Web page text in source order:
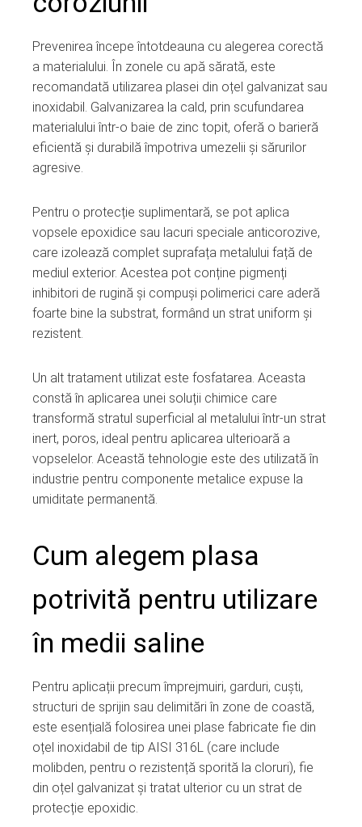
Prevenirea începe întotdeauna cu alegerea corectă
a materialului. În zonele cu apă sărată, este
recomandată utilizarea plasei din oțel galvanizat sau
inoxidabil. Galvanizarea la cald, prin scufundarea
materialului într-o baie de zinc topit, oferă o barieră
eficientă și durabilă împotriva umezelii și sărurilor
agresive.
Pentru o protecție suplimentară, se pot aplica
vopsele epoxidice sau lacuri speciale anticorozive,
care izolează complet suprafața metalului față de
mediul exterior. Acestea pot conține pigmenți
inhibitori de rugină și compuși polimerici care aderă
foarte bine la substrat, formând un strat uniform și
rezistent.
Un alt tratament utilizat este fosfatarea. Aceasta
constă în aplicarea unei soluții chimice care
transformă stratul superficial al metalului într-un strat
inert, poros, ideal pentru aplicarea ulterioară a
vopselelor. Această tehnologie este des utilizată în
industrie pentru componente metalice expuse la
umiditate permanentă.
Cum alegem plasa
potrivită pentru utilizare
în medii saline
Pentru aplicații precum împrejmuiri, garduri, cuști,
structuri de sprijin sau delimitări în zone de coastă,
este esențială folosirea unei plase fabricate fie din
oțel inoxidabil de tip AISI 316L (care include
molibden, pentru o rezistență sporită la cloruri), fie
din oțel galvanizat și tratat ulterior cu un strat de
protecție epoxidic.